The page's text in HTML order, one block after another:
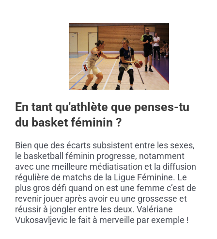
En tant qu'athlète que penses-tu
du basket féminin ?
Bien que des écarts subsistent entre les sexes,
le basketball féminin progresse, notamment
avec une meilleure médiatisation et la diffusion
régulière de matchs de la Ligue Féminine. Le
plus gros défi quand on est une femme c’est de
revenir jouer après avoir eu une grossesse et
réussir à jongler entre les deux. Valériane
Vukosavljevic le fait à merveille par exemple !